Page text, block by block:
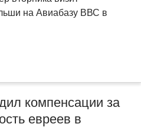
на Авиабазу ВВС в
компенсации за
евреев в